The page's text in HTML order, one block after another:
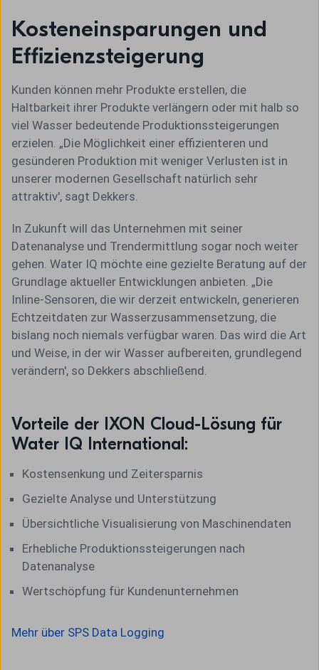
Kosteneinsparungen und
Effizienzsteigerung
Kunden können mehr Produkte erstellen, die
Haltbarkeit ihrer Produkte verlängern oder mit halb so
viel Wasser bedeutende Produktionssteigerungen
erzielen. „Die Möglichkeit einer effizienteren und
gesünderen Produktion mit weniger Verlusten ist in
unserer modernen Gesellschaft natürlich sehr
attraktiv', sagt Dekkers.
In Zukunft will das Unternehmen mit seiner
Datenanalyse und Trendermittlung sogar noch weiter
gehen. Water IQ möchte eine gezielte Beratung auf der
Grundlage aktueller Entwicklungen anbieten. „Die
Inline-Sensoren, die wir derzeit entwickeln, generieren
Echtzeitdaten zur Wasserzusammensetzung, die
bislang noch niemals verfügbar waren. Das wird die Art
und Weise, in der wir Wasser aufbereiten, grundlegend
verändern', so Dekkers abschließend.
Vorteile der IXON Cloud-Lösung für
Water IQ International:
Kostensenkung und Zeitersparnis
Gezielte Analyse und Unterstützung
Übersichtliche Visualisierung von Maschinendaten
Erhebliche Produktionssteigerungen nach
Datenanalyse
Wertschöpfung für Kundenunternehmen
Mehr über SPS Data Logging